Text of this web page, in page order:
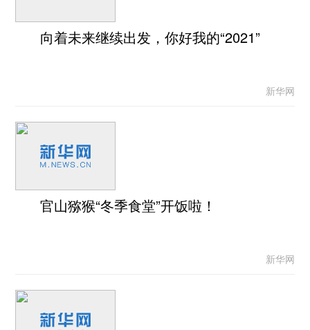
向着未来继续出发，你好我的“2021”
新华网
官山猕猴“冬季食堂”开饭啦！
新华网